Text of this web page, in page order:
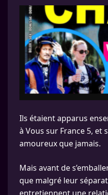
Ils étaient apparus
à Vous sur France 5, et
amoureux que jamais.
Mais avant de
que malgré leur